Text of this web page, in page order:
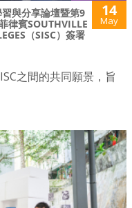
與分享論壇暨第9
律賓SOUTHVILLE
（SISC）簽署
14
May
之間的共同願景，旨